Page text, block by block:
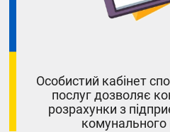
Особистий кабінет
послуг дозволяє
розрахунки з
комунального